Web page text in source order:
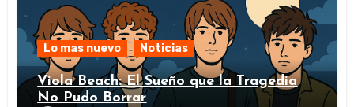
Lo mas nuevo Noticias
Viola Beach: El Sueño que la Tragedia
No Pudo Borrar